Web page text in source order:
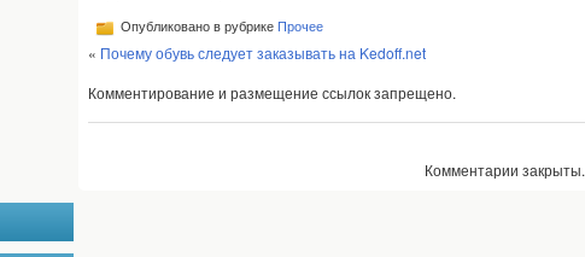
Опубликовано в рубрике Прочее
« Почему обувь следует заказывать на Kedoff.net
Комментирование и размещение ссылок запрещено.
Комментарии закрыты.